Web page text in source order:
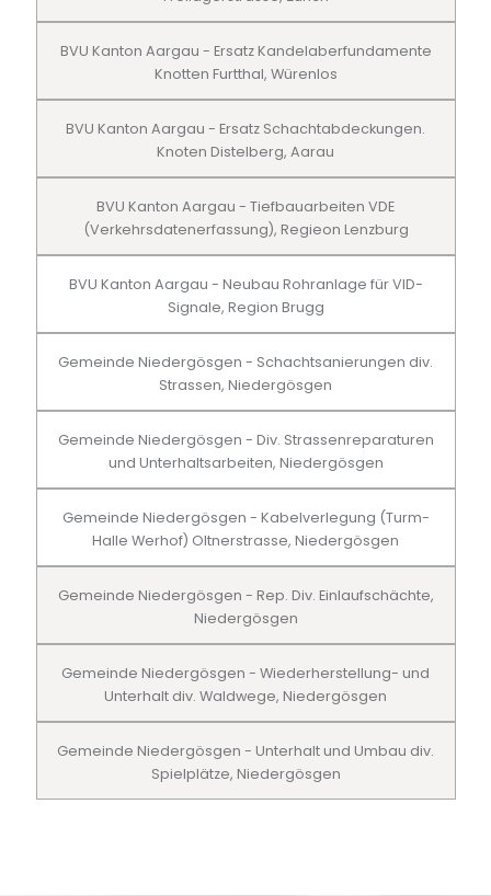
BVU Kanton Aargau - Ersatz Kandelaberfundamente
Knotten Furtthal, Würenlos
BVU Kanton Aargau - Ersatz Schachtabdeckungen.
Knoten Distelberg, Aarau
BVU Kanton Aargau - Tiefbauarbeiten VDE
(Verkehrsdatenerfassung), Regieon Lenzburg
BVU Kanton Aargau - Neubau Rohranlage für VID-
Signale, Region Brugg
Gemeinde Niedergösgen - Schachtsanierungen div.
Strassen, Niedergösgen
Gemeinde Niedergösgen - Div. Strassenreparaturen
und Unterhaltsarbeiten, Niedergösgen
Gemeinde Niedergösgen - Kabelverlegung (Turm-
Halle Werhof) Oltnerstrasse, Niedergösgen
Gemeinde Niedergösgen - Rep. Div. Einlaufschächte,
Niedergösgen
Gemeinde Niedergösgen - Wiederherstellung- und
Unterhalt div. Waldwege, Niedergösgen
Gemeinde Niedergösgen - Unterhalt und Umbau div.
Spielplätze, Niedergösgen